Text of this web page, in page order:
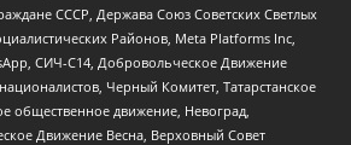
СССР, Держава Союз Советских Светлых
Районов, Meta Platforms Inc,
СИЧ-С14, Добровольческое Движение
Черный Комитет, Татарстанское
общественное движение, Невоград,
Движение Весна, Верховный Совет